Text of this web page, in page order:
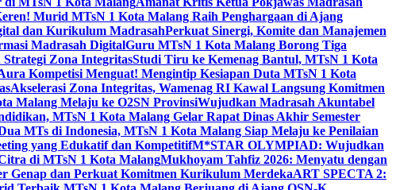
Murid MTsN 1 Kota Malang Raih Penghargaan di Ajang
dan Kurikulum MadrasahPerkuat Sinergi, Komite dan Manajemen
Madrasah DigitalGuru MTsN 1 Kota Malang Borong Tiga
Zona IntegritasStudi Tiru ke Kemenag Bantul, MTsN 1 Kota
Kompetisi Menguat! Mengintip Kesiapan Duta MTsN 1 Kota
Akselerasi Zona Integritas, Wamenag RI Kawal Langsung Komitmen
Malang Melaju ke O2SN ProvinsiWujudkan Madrasah Akuntabel
MTsN 1 Kota Malang Gelar Rapat Dinas Akhir Semester
MTs di Indonesia, MTsN 1 Kota Malang Siap Melaju ke Penilaian
yang Edukatif dan KompetitifM*STAR OLYMPIAD: Wujudkan
di MTsN 1 Kota MalangMukhoyam Tahfiz 2026: Menyatu dengan
Genap dan Perkuat Komitmen Kurikulum MerdekaART SPECTA 2: